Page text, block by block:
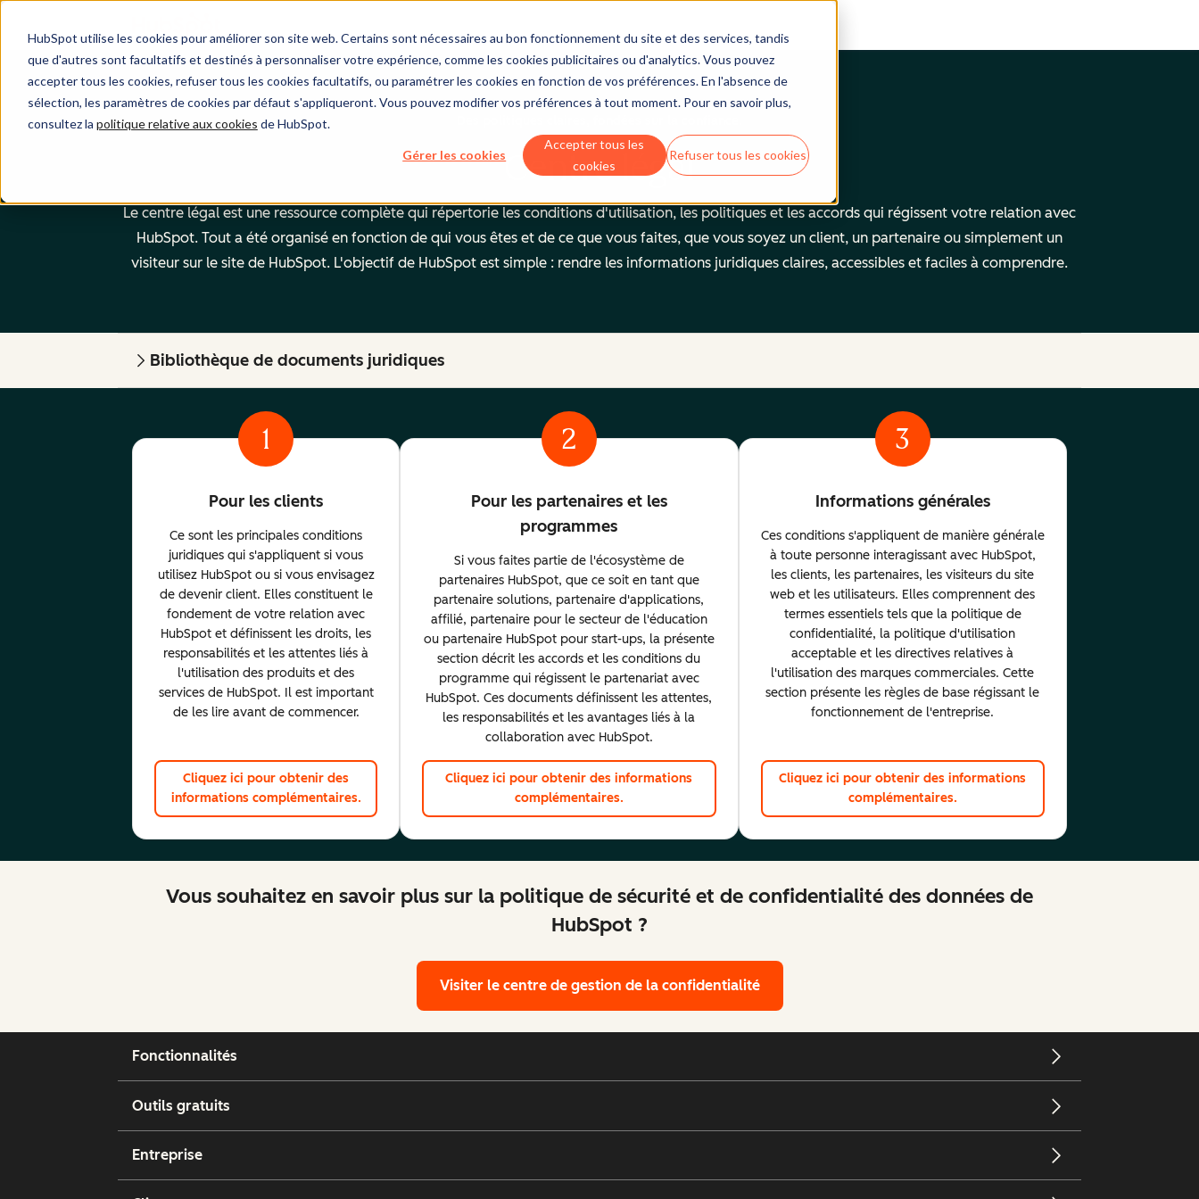
HubSpot utilise les cookies pour améliorer son site web. Certains sont nécessaires au bon fonctionnement du site et des services, tandis
que d'autres sont facultatifs et destinés à personnaliser votre expérience, comme les cookies publicitaires ou d'analytics. Vous pouvez
accepter tous les cookies, refuser tous les cookies facultatifs, ou paramétrer les cookies en fonction de vos préférences. En l'absence de
sélection, les paramètres de cookies par défaut s'appliqueront. Vous pouvez modifier vos préférences à tout moment. Pour en savoir plus,
consultez la politique relative aux cookies de HubSpot.
Gérer les cookies
Accepter tous les
cookies
Refuser tous les cookies
Centre légal
Le centre légal est une ressource complète qui répertorie les conditions d'utilisation, les politiques et les accords qui régissent votre relation avec
HubSpot. Tout a été organisé en fonction de qui vous êtes et de ce que vous faites, que vous soyez un client, un partenaire ou simplement un
visiteur sur le site de HubSpot. L'objectif de HubSpot est simple : rendre les informations juridiques claires, accessibles et faciles à comprendre.
Bibliothèque de documents juridiques
1
Pour les clients
Ce sont les principales conditions
juridiques qui s'appliquent si vous
utilisez HubSpot ou si vous envisagez
de devenir client. Elles constituent le
fondement de votre relation avec
HubSpot et définissent les droits, les
responsabilités et les attentes liés à
l'utilisation des produits et des
services de HubSpot. Il est important
de les lire avant de commencer.
Cliquez ici pour obtenir des
informations complémentaires.
2
Pour les partenaires et les
programmes
Si vous faites partie de l'écosystème de
partenaires HubSpot, que ce soit en tant que
partenaire solutions, partenaire d'applications,
affilié, partenaire pour le secteur de l'éducation
ou partenaire HubSpot pour start-ups, la présente
section décrit les accords et les conditions du
programme qui régissent le partenariat avec
HubSpot. Ces documents définissent les attentes,
les responsabilités et les avantages liés à la
collaboration avec HubSpot.
Cliquez ici pour obtenir des informations
complémentaires.
3
Informations générales
Ces conditions s'appliquent de manière générale
à toute personne interagissant avec HubSpot,
les clients, les partenaires, les visiteurs du site
web et les utilisateurs. Elles comprennent des
termes essentiels tels que la politique de
confidentialité, la politique d'utilisation
acceptable et les directives relatives à
l'utilisation des marques commerciales. Cette
section présente les règles de base régissant le
fonctionnement de l'entreprise.
Cliquez ici pour obtenir des informations
complémentaires.
Vous souhaitez en savoir plus sur la politique de sécurité et de confidentialité des données de
HubSpot ?
Visiter le centre de gestion de la confidentialité
Fonctionnalités
Outils gratuits
Entreprise